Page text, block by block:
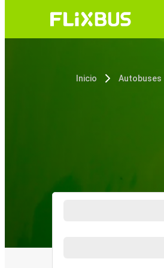
Inicio Autobuses